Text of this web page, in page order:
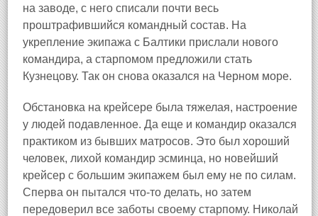
на заводе, с него списали почти весь
проштрафившийся командный состав. На
укрепление экипажа с Балтики прислали нового
командира, а старпомом предложили стать
Кузнецову. Так он снова оказался на Черном море.
Обстановка на крейсере была тяжелая, настроение
у людей подавленное. Да еще и командир оказался
практиком из бывших матросов. Это был хороший
человек, лихой командир эсминца, но новейший
крейсер с большим экипажем был ему не по силам.
Сперва он пытался что-то делать, но затем
передоверил все заботы своему старпому. Николай